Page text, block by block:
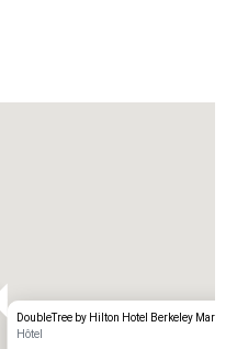
DoubleTree by Hilton Hotel Berkeley Marina
Hôtel